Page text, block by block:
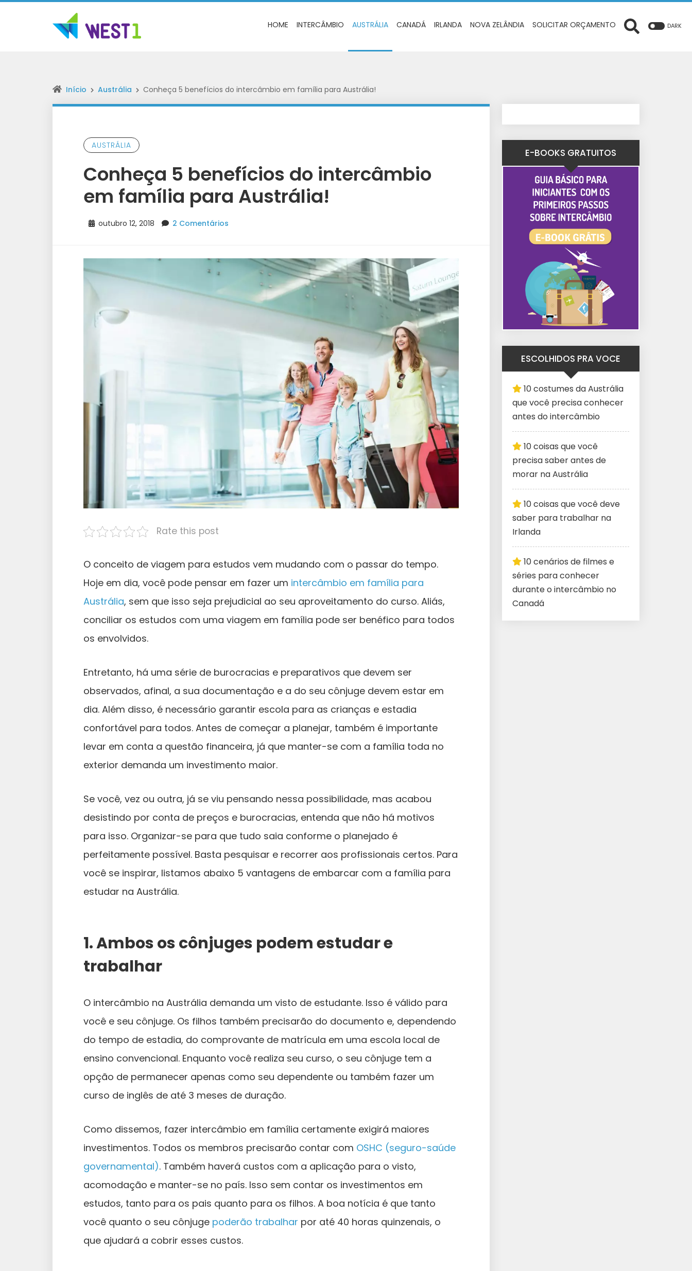
HOME INTERCÂMBIO AUSTRÁLIA CANADÁ IRLANDA NOVA ZELÂNDIA SOLICITAR ORÇAMENTO DARK
Início Austrália Conheça 5 benefícios do intercâmbio em família para Austrália!
AUSTRÁLIA
Conheça 5 benefícios do intercâmbio
em família para Austrália!
outubro 12, 2018 2 Comentários
Rate this post
O conceito de viagem para estudos vem mudando com o passar do tempo.
Hoje em dia, você pode pensar em fazer um intercâmbio em família para
Austrália, sem que isso seja prejudicial ao seu aproveitamento do curso. Aliás,
conciliar os estudos com uma viagem em família pode ser benéfico para todos
os envolvidos.
Entretanto, há uma série de burocracias e preparativos que devem ser
observados, afinal, a sua documentação e a do seu cônjuge devem estar em
dia. Além disso, é necessário garantir escola para as crianças e estadia
confortável para todos. Antes de começar a planejar, também é importante
levar em conta a questão financeira, já que manter-se com a família toda no
exterior demanda um investimento maior.
Se você, vez ou outra, já se viu pensando nessa possibilidade, mas acabou
desistindo por conta de preços e burocracias, entenda que não há motivos
para isso. Organizar-se para que tudo saia conforme o planejado é
perfeitamente possível. Basta pesquisar e recorrer aos profissionais certos. Para
você se inspirar, listamos abaixo 5 vantagens de embarcar com a família para
estudar na Austrália.
1. Ambos os cônjuges podem estudar e
trabalhar
O intercâmbio na Austrália demanda um visto de estudante. Isso é válido para
você e seu cônjuge. Os filhos também precisarão do documento e, dependendo
do tempo de estadia, do comprovante de matrícula em uma escola local de
ensino convencional. Enquanto você realiza seu curso, o seu cônjuge tem a
opção de permanecer apenas como seu dependente ou também fazer um
curso de inglês de até 3 meses de duração.
Como dissemos, fazer intercâmbio em família certamente exigirá maiores
investimentos. Todos os membros precisarão contar com OSHC (seguro-saúde
governamental). Também haverá custos com a aplicação para o visto,
acomodação e manter-se no país. Isso sem contar os investimentos em
estudos, tanto para os pais quanto para os filhos. A boa notícia é que tanto
você quanto o seu cônjuge poderão trabalhar por até 40 horas quinzenais, o
que ajudará a cobrir esses custos.
E-BOOKS GRATUITOS
ESCOLHIDOS PRA VOCE
10 costumes da Austrália
que você precisa conhecer
antes do intercâmbio
10 coisas que você
precisa saber antes de
morar na Austrália
10 coisas que você deve
saber para trabalhar na
Irlanda
10 cenários de filmes e
séries para conhecer
durante o intercâmbio no
Canadá